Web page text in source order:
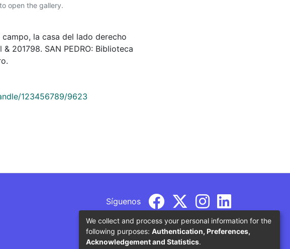
open the gallery.
campo, la casa del lado derecho
201798. SAN PEDRO: Biblioteca
123456789/9623
Síguenos
We collect and process your personal information for the
following purposes: Authentication, Preferences,
Acknowledgement and Statistics.